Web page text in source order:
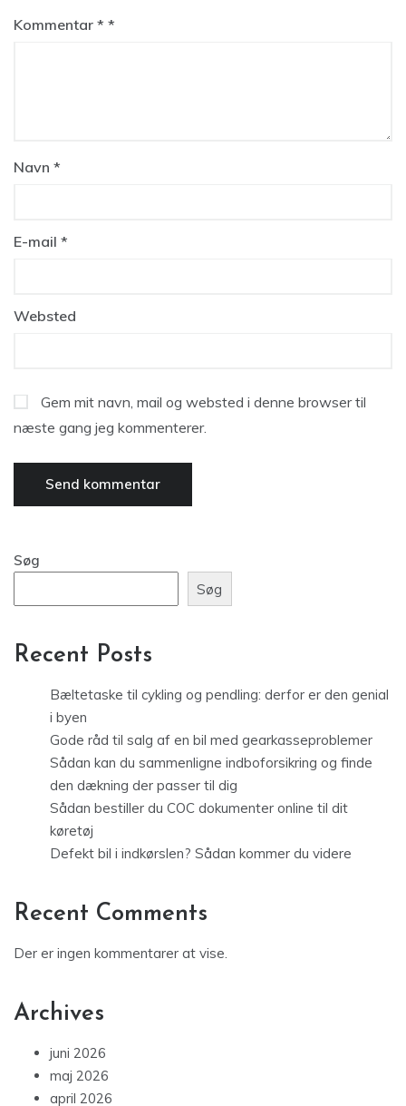
Kommentar *
Navn *
E-mail *
Websted
Gem mit navn, mail og websted i denne browser til
næste gang jeg kommenterer.
Søg
Søg
Recent Posts
Bæltetaske til cykling og pendling: derfor er den genial
i byen
Gode råd til salg af en bil med gearkasseproblemer
Sådan kan du sammenligne indboforsikring og finde
den dækning der passer til dig
Sådan bestiller du COC dokumenter online til dit
køretøj
Defekt bil i indkørslen? Sådan kommer du videre
Recent Comments
Der er ingen kommentarer at vise.
Archives
juni 2026
maj 2026
april 2026